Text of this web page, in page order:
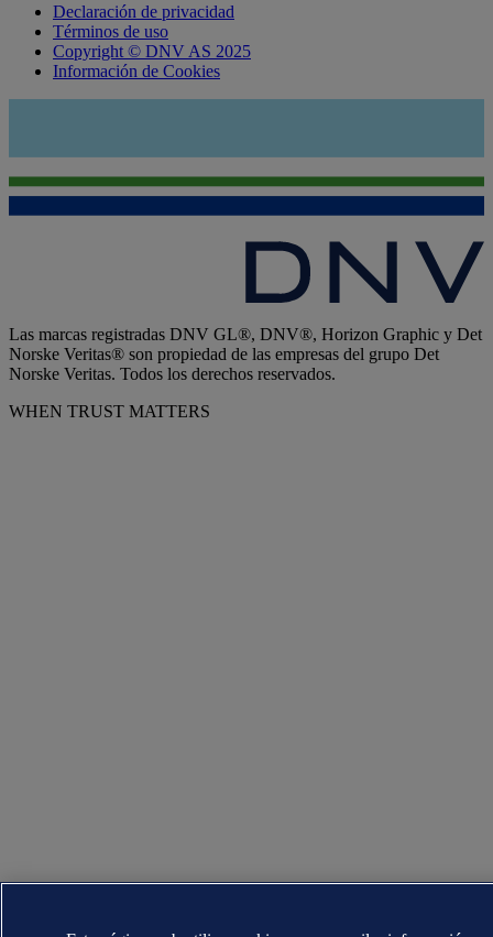
Declaración de privacidad
Términos de uso
Copyright © DNV AS 2025
Información de Cookies
Las marcas registradas DNV GL®, DNV®, Horizon Graphic y Det
Norske Veritas® son propiedad de las empresas del grupo Det
Norske Veritas. Todos los derechos reservados.
WHEN TRUST MATTERS